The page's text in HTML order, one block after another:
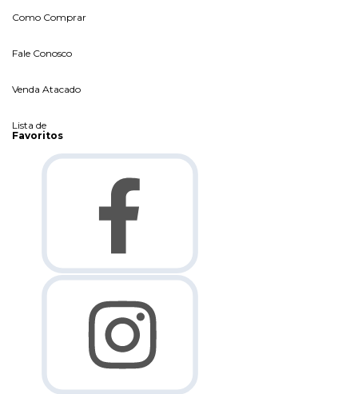
Como Comprar
Fale Conosco
Venda Atacado
Lista de
Favoritos